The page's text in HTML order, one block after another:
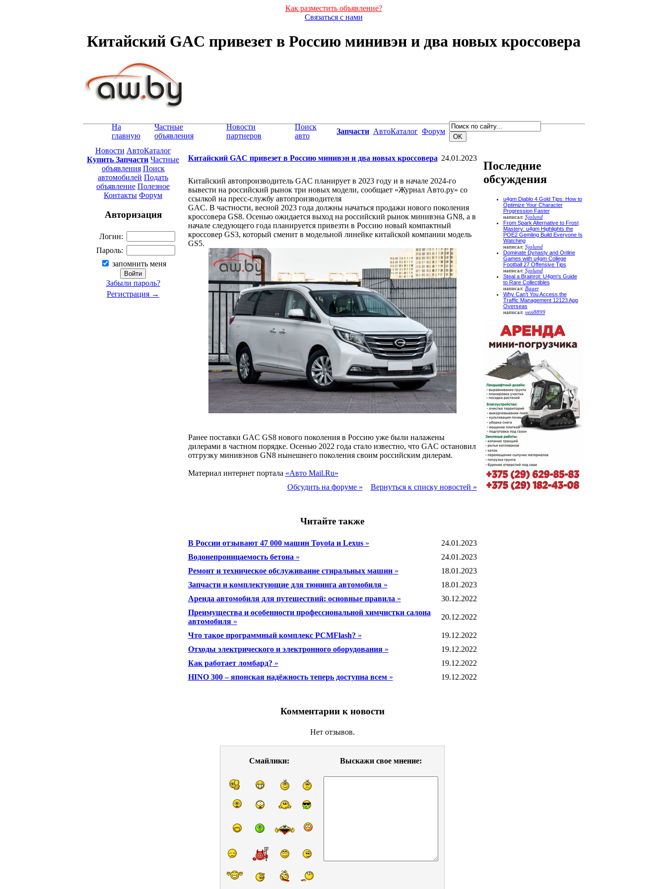
Как разместить объявление?
Связаться с нами
Китайский GAC привезет в Россию минивэн и два новых кроссовера
На
главную
Частные
объявления
Новости
партнеров
Поиск
авто
Запчасти АвтоКаталог Форум
Новости АвтоКаталог
Купить Запчасти Частные
объявления Поиск
автомобилей Подать
объявление Полезное
Контакты Форум
Авторизация
Логин:
Пароль:
запомнить меня
Забыли пароль?
Регистрация →
Китайский GAC привезет в Россию минивэн и два новых кроссовера 24.01.2023
Китайский автопроизводитель GAC планирует в 2023 году и в начале 2024-го
вывести на российский рынок три новых модели, сообщает «Журнал Авто.ру» со
ссылкой на пресс-службу автопроизводителя
GAC. В частности, весной 2023 года должны начаться продажи нового поколения
кроссовера GS8. Осенью ожидается выход на российский рынок минивэна GN8, а в
начале следующего года планируется привезти в Россию новый компактный
кроссовер GS3, который сменит в модельной линейке китайской компании модель
GS5.
Ранее поставки GAC GS8 нового поколения в Россию уже были налажены
дилерами в частном порядке. Осенью 2022 года стало известно, что GAC остановил
отгрузку минивэнов GN8 нынешнего поколения своим российским дилерам.
Материал интернет портала «Авто Mail.Ru»
Обсудить на форуме »
Вернуться к списку новостей »
Читайте также
В России отзывают 47 000 машин Toyota и Lexus»
24.01.2023
Водонепроницаемость бетона »
24.01.2023
Ремонт и техническое обслуживание стиральных машин»
18.01.2023
Запчасти и комплектующие для тюнинга автомобиля»
18.01.2023
Аренда автомобиля для путешествий: основные правила »
30.12.2022
Преимущества и особенности профессиональной химчистки салона
автомобиля»
20.12.2022
Что такое программный комплекс PCMFlash? »
19.12.2022
Отходы электрического и электронного оборудования»
19.12.2022
Как работает ломбард? »
19.12.2022
HINO 300 – японская надёжность теперь доступна всем» 19.12.2022
Комментарии к новости
Нет отзывов.
Смайлики: Выскажи свое мнение:
Последние
обсуждения
u4gm Diablo 4 Gold Tips: How to
Optimize Your Character
Progression Faster
написал: Sjolund
From Spark Alternative to Frost
Mastery: u4gm Highlights the
POE2 Gemling Build Everyone Is
Watching
написал: Sjolund
Dominate Dynasty and Online
Games with u4gm College
Football 27 Offensive Tips
написал: Sjolund
Steal a Brainrot: U4gm's Guide
to Rare Collectibles
написал: Bauer
Why Can’t You Access the
Traffic Management 12123 App
Overseas
написал: yezi8899